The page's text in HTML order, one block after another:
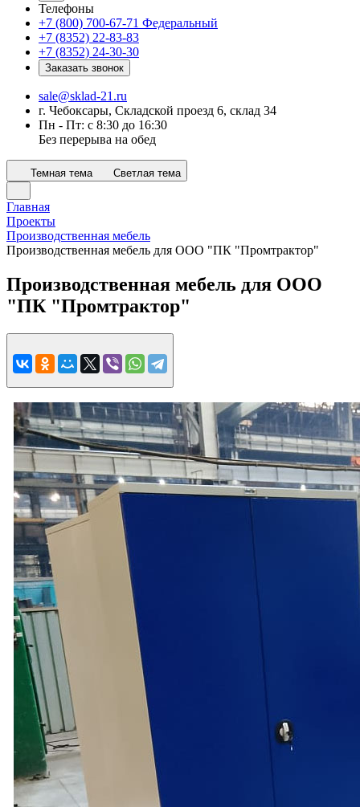
Телефоны
+7 (800) 700-67-71 Федеральный
+7 (8352) 22-83-83
+7 (8352) 24-30-30
Заказать звонок
sale@sklad-21.ru
г. Чебоксары, Складской проезд 6, склад 34
Пн - Пт: с 8:30 до 16:30
Без перерыва на обед
Темная тема Светлая тема
Главная
Проекты
Производственная мебель
Производственная мебель для ООО "ПК "Промтрактор"
Производственная мебель для ООО
"ПК "Промтрактор"